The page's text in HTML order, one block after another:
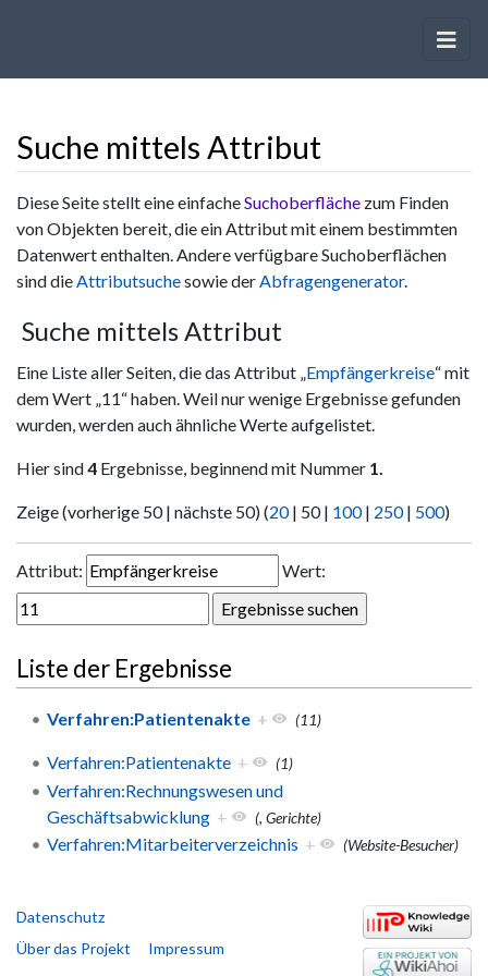
Suche mittels Attribut
Wechseln zu:Navigation,Suche
Diese Seite stellt eine einfacheSuchoberfläche zum Finden
von Objekten bereit, die ein Attribut mit einem bestimmten
Datenwert enthalten. Andere verfügbare Suchoberflächen
sind dieAttributsuchesowie derAbfragengenerator.
Suche mittels Attribut
Eine Liste aller Seiten, die das Attribut „Empfängerkreise“ mit
dem Wert „11“ haben. Weil nur wenige Ergebnisse gefunden
wurden, werden auch ähnliche Werte aufgelistet.
Hier sind4 Ergebnisse, beginnend mit Nummer 1.
Zeige (vorherige 50 | nächste 50) (20| 50| 100| 250| 500)
Attribut: Wert:
Liste der Ergebnisse
Verfahren:Patientenakte + (11)
Verfahren:Patientenakte + (1)
Verfahren:Rechnungswesen und
Geschäftsabwicklung + (, Gerichte)
Verfahren:Mitarbeiterverzeichnis + (Website-Besucher)
Datenschutz
Über das Projekt
Impressum